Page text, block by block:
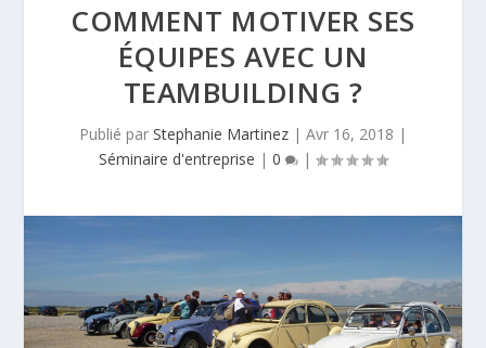
COMMENT MOTIVER SES
ÉQUIPES AVEC UN
TEAMBUILDING ?
Publié par Stephanie Martinez | Avr 16, 2018 |
Séminaire d'entreprise | 0 |